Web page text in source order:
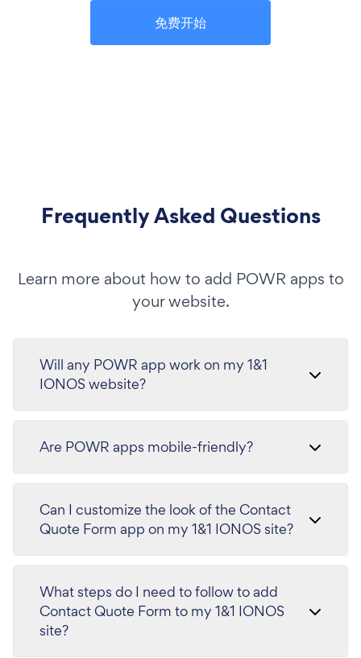
免费开始
Frequently Asked Questions
Learn more about how to add POWR apps to
your website.
Will any POWR app work on my 1&1
IONOS website?
Are POWR apps mobile-friendly?
Can I customize the look of the Contact
Quote Form app on my 1&1 IONOS site?
What steps do I need to follow to add
Contact Quote Form to my 1&1 IONOS
site?